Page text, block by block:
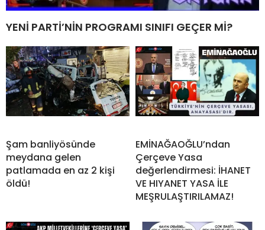
YENİ PARTİ’NİN PROGRAMI SINIFI GEÇER Mİ?
Şam banliyösünde
meydana gelen
patlamada en az 2 kişi
öldü!
EMİNAĞAOĞLU’ndan
Çerçeve Yasa
değerlendirmesi: İHANET
VE HIYANET YASA İLE
MEŞRULAŞTIRILAMAZ!